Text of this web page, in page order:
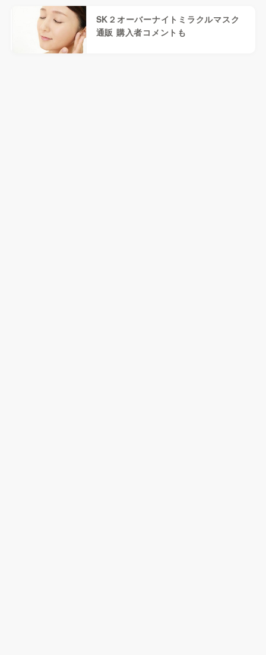
SK２オーバーナイトミラクルマスク
通販 購入者コメントも